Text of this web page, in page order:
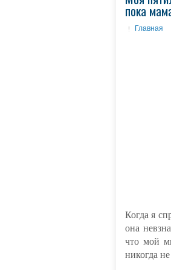
пока
Главная
Когда я
она
что мой
никогда